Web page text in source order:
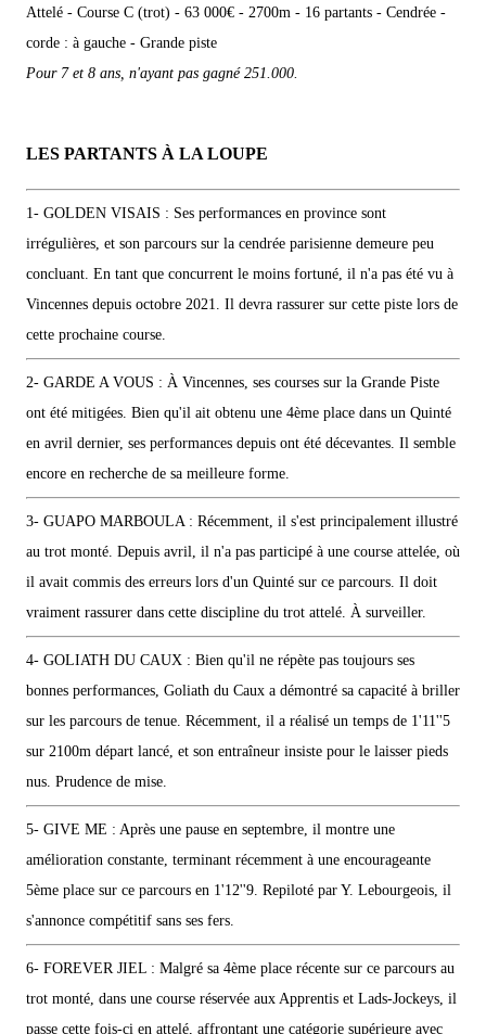
Attelé - Course C (trot) - 63 000€ - 2700m - 16 partants - Cendrée -
corde : à gauche - Grande piste
Pour 7 et 8 ans, n'ayant pas gagné 251.000.
LES PARTANTS À LA LOUPE
1- GOLDEN VISAIS : Ses performances en province sont
irrégulières, et son parcours sur la cendrée parisienne demeure peu
concluant. En tant que concurrent le moins fortuné, il n'a pas été vu à
Vincennes depuis octobre 2021. Il devra rassurer sur cette piste lors de
cette prochaine course.
2- GARDE A VOUS : À Vincennes, ses courses sur la Grande Piste
ont été mitigées. Bien qu'il ait obtenu une 4ème place dans un Quinté
en avril dernier, ses performances depuis ont été décevantes. Il semble
encore en recherche de sa meilleure forme.
3- GUAPO MARBOULA : Récemment, il s'est principalement illustré
au trot monté. Depuis avril, il n'a pas participé à une course attelée, où
il avait commis des erreurs lors d'un Quinté sur ce parcours. Il doit
vraiment rassurer dans cette discipline du trot attelé. À surveiller.
4- GOLIATH DU CAUX : Bien qu'il ne répète pas toujours ses
bonnes performances, Goliath du Caux a démontré sa capacité à briller
sur les parcours de tenue. Récemment, il a réalisé un temps de 1'11''5
sur 2100m départ lancé, et son entraîneur insiste pour le laisser pieds
nus. Prudence de mise.
5- GIVE ME : Après une pause en septembre, il montre une
amélioration constante, terminant récemment à une encourageante
5ème place sur ce parcours en 1'12''9. Repiloté par Y. Lebourgeois, il
s'annonce compétitif sans ses fers.
6- FOREVER JIEL : Malgré sa 4ème place récente sur ce parcours au
trot monté, dans une course réservée aux Apprentis et Lads-Jockeys, il
passe cette fois-ci en attelé, affrontant une catégorie supérieure avec